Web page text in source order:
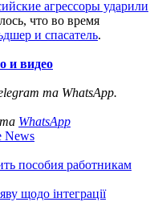
агрессоры ударили
что во время
и спасатель.
и видео
та WhatsApp.
WhatsApp
News
пособия работникам
щодо інтеграції